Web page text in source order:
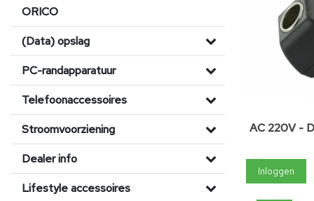
ORICO
(Data) opslag
PC-randapparatuur
Telefoonaccessoires
Stroomvoorziening
Dealer info
Lifestyle accessoires
AC 220V -
Inloggen